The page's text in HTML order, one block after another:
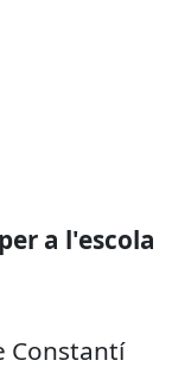
a l'escola
Constantí